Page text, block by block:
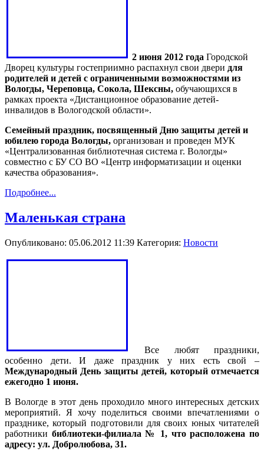
2 июня 2012 года Городской
Дворец культуры гостеприимно распахнул свои двери для
родителей и детей с ограниченными возможностями из
Вологды, Череповца, Сокола, Шексны, обучающихся в
рамках проекта «Дистанционное образование детей-
инвалидов в Вологодской области».
Семейный праздник, посвященный Дню защиты детей и
юбилею города Вологды, организован и проведен МУК
«Централизованная библиотечная система г. Вологды»
совместно с БУ СО ВО «Центр информатизации и оценки
качества образования».
Подробнее...
Маленькая страна
Опубликовано: 05.06.2012 11:39 Категория: Новости
Все любят праздники,
особенно дети. И даже праздник у них есть свой –
Международный День защиты детей, который отмечается
ежегодно 1 июня.
В Вологде в этот день проходило много интересных детских
мероприятий. Я хочу поделиться своими впечатлениями о
празднике, который подготовили для своих юных читателей
работники библиотеки-филиала № 1, что расположена по
адресу: ул. Добролюбова, 31.